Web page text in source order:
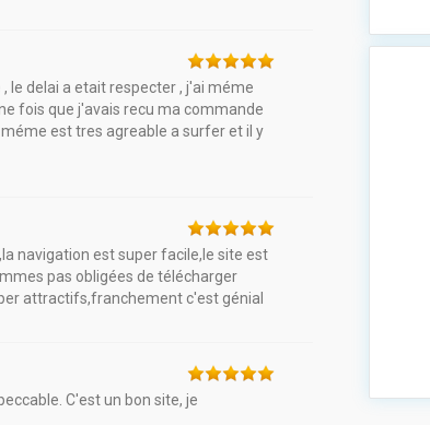
le delai a etait respecter , j'ai méme
fois que j'avais recu ma commande
est tres agreable a surfer et il y
navigation est super facile,le site est
pas obligées de télécharger
attractifs,franchement c'est génial
C'est un bon site, je